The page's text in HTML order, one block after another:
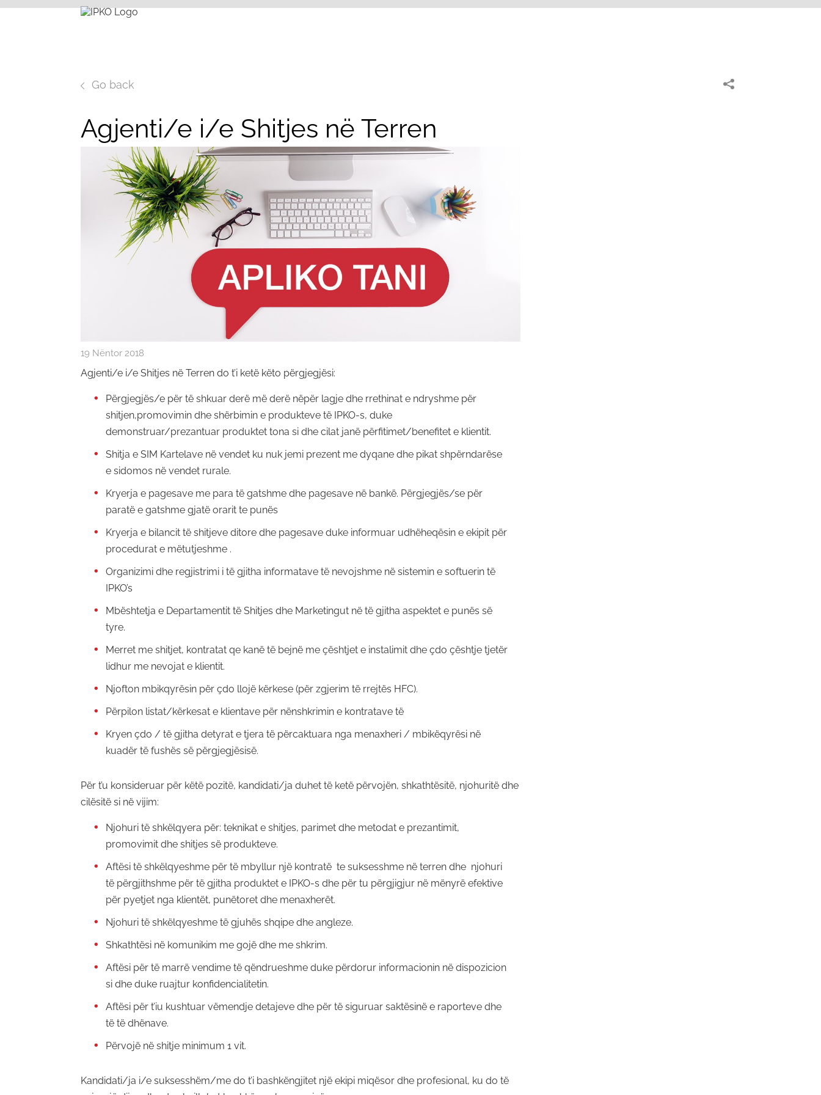
Go back
Agjenti/e i/e Shitjes në Terren
19 Nëntor 2018
Agjenti/e i/e Shitjes në Terren do t’i ketë këto përgjegjësi:
Përgjegjës/e për të shkuar derë më derë nëpër lagje dhe rrethinat e ndryshme për
shitjen,promovimin dhe shërbimin e produkteve të IPKO-s, duke
demonstruar/prezantuar produktet tona si dhe cilat janë përfitimet/benefitet e klientit.
Shitja e SIM Kartelave në vendet ku nuk jemi prezent me dyqane dhe pikat shpërndarëse
e sidomos në vendet rurale.
Kryerja e pagesave me para të gatshme dhe pagesave në bankë. Përgjegjës/se për
paratë e gatshme gjatë orarit te punës
Kryerja e bilancit të shitjeve ditore dhe pagesave duke informuar udhëheqësin e ekipit për
procedurat e mëtutjeshme .
Organizimi dhe regjistrimi i të gjitha informatave të nevojshme në sistemin e softuerin të
IPKO’s
Mbështetja e Departamentit të Shitjes dhe Marketingut në të gjitha aspektet e punës së
tyre.
Merret me shitjet, kontratat qe kanë të bejnë me çështjet e instalimit dhe çdo çështje tjetër
lidhur me nevojat e klientit.
Njofton mbikqyrësin për çdo llojë kërkese (për zgjerim të rrejtës HFC).
Përpilon listat/kërkesat e klientave për nënshkrimin e kontratave të
Kryen çdo / të gjitha detyrat e tjera të përcaktuara nga menaxheri / mbikëqyrësi në
kuadër të fushës së përgjegjësisë.
Për t’u konsideruar për këtë pozitë, kandidati/ja duhet të ketë përvojën, shkathtësitë, njohuritë dhe
cilësitë si në vijim:
Njohuri të shkëlqyera për: teknikat e shitjes, parimet dhe metodat e prezantimit,
promovimit dhe shitjes së produkteve.
Aftësi të shkëlqyeshme për të mbyllur një kontratë te suksesshme në terren dhe njohuri
të përgjithshme për të gjitha produktet e IPKO-s dhe për tu përgjigjur në mënyrë efektive
për pyetjet nga klientët, punëtoret dhe menaxherët.
Njohuri të shkëlqyeshme të gjuhës shqipe dhe angleze.
Shkathtësi në komunikim me gojë dhe me shkrim.
Aftësi për të marrë vendime të qëndrueshme duke përdorur informacionin në dispozicion
si dhe duke ruajtur konfidencialitetin.
Aftësi për t’iu kushtuar vëmendje detajeve dhe për të siguruar saktësinë e raporteve dhe
të të dhënave.
Përvojë në shitje minimum 1 vit.
Kandidati/ja i/e suksesshëm/me do t’i bashkëngjitet një ekipi miqësor dhe profesional, ku do të